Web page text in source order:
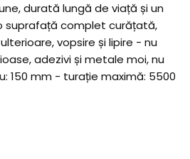
durată lungă de viață și un
suprafață complet curățată,
vopsire și lipire - nu
adezivi și metale moi, nu
150 mm - turație maximă: 5500